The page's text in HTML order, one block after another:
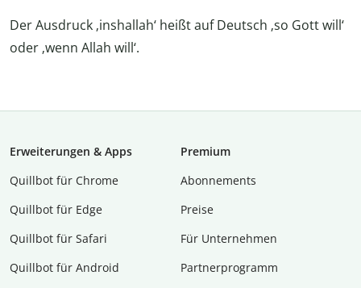
Der Ausdruck ‚inshallah‘ heißt auf Deutsch ‚so Gott will‘
oder ‚wenn Allah will‘.
Erweiterungen & Apps
Quillbot für Chrome
Quillbot für Edge
Quillbot für Safari
Quillbot für Android
Premium
Abon­ne­ments
Preise
Für Unternehmen
Partnerprogramm